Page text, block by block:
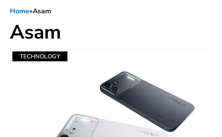
Home»Asam
Asam
TECHNOLOGY